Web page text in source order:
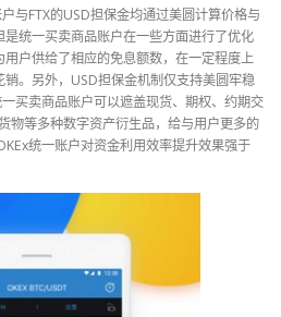
与FTX的USD担保金均通过美圆计算价格与
统一买卖商品账户在一些方面进行了优化
户供给了相应的免息额数，在一定程度上
。另外，USD担保金机制仅支持美圆牢稳
买卖商品账户可以遮盖现货、期权、约期交
物等多种数字资产衍生品，给与用户更多的
统一账户对资金利用效率提升效果强于